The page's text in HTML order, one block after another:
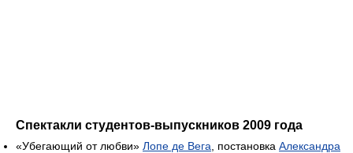
Спектакли студентов-выпускников 2009 года
«Убегающий от любви» Лопе де Вега , постановка Александра